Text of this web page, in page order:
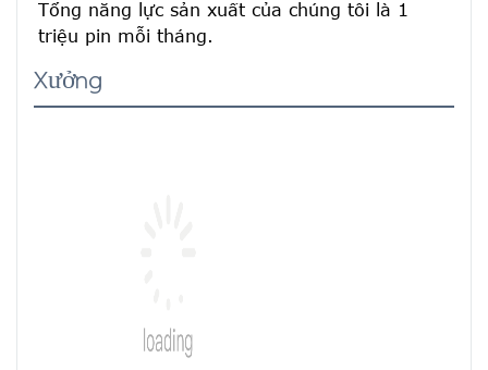
Tổng năng lực sản xuất của chúng tôi là 1
triệu pin mỗi tháng.
Xưởng